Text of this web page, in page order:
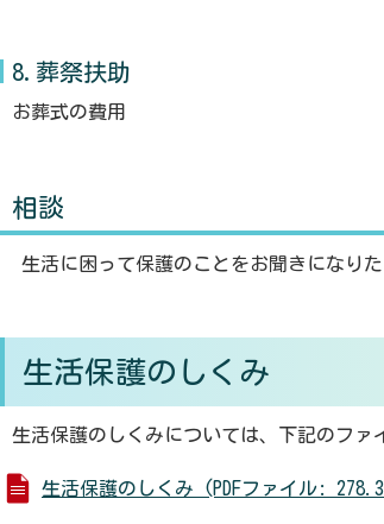
8.葬祭扶助
お葬式の費用
相談
生活に困って保護のことをお聞きになり
生活保護のしくみ
生活保護のしくみについては、下記のファ
生活保護のしくみ (PDFファイル: